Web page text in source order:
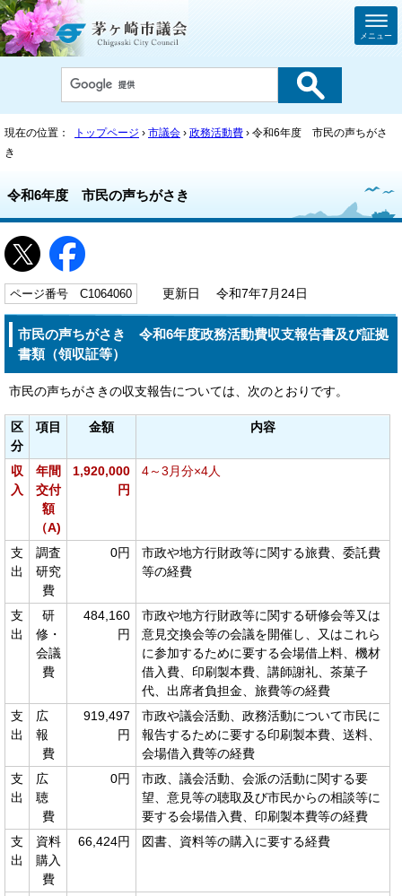
メニュー
現在の位置： トップページ › 市議会 › 政務活動費 › 令和6年度 市民の声ちがさ
き
令和6年度 市民の声ちがさき
ページ番号 C1064060 更新日 令和7年7月24日
市民の声ちがさき 令和6年度政務活動費収支報告書及び証拠
書類（領収証等）
市民の声ちがさきの収支報告については、次のとおりです。
区
分
項目 金額 内容
収
入
年間
交付
額
（A)
1,920,000
円
4～3 月分×4人
支
出
調査
研究
費
0円
市政や地方行財政等に関する旅費、委託費
等の経費
支
出
研
修・
会議
費
484,160
円
市政や地方行財政等に関する研修会等又は
意見交換会等の会議を開催し、又はこれら
に参加するために要する会場借上料、機材
借入費、印刷製本費、講師謝礼、茶菓子
代、出席者負担金、旅費等の経費
支
出
広
報
費
919,497
円
市政や議会活動、政務活動について市民に
報告するために要する印刷製本費、送料、
会場借入費等の経費
支
出
広
聴
費
0円
市政、議会活動、会派の活動に関する要
望、意見等の聴取及び市民からの相談等に
要する会場借入費、印刷製本費等の経費
支
出
資料
購入
費
66,424円 図書、資料等の購入に要する経費